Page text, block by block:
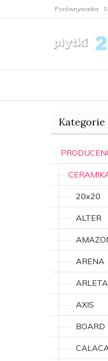
Porównywarka
Kategorie
20x20
ALTER
ARENA
ARLETA
AXIS
BOARD